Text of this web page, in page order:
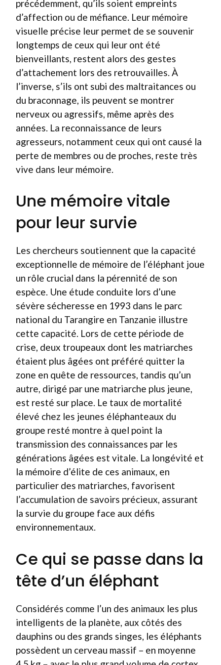
précédemment, qu’ils soient empreints
d’affection ou de méfiance. Leur mémoire
visuelle précise leur permet de se souvenir
longtemps de ceux qui leur ont été
bienveillants, restent alors des gestes
d’attachement lors des retrouvailles. À
l’inverse, s’ils ont subi des maltraitances ou
du braconnage, ils peuvent se montrer
nerveux ou agressifs, même après des
années. La reconnaissance de leurs
agresseurs, notamment ceux qui ont causé la
perte de membres ou de proches, reste très
vive dans leur mémoire.
Une mémoire vitale
pour leur survie
Les chercheurs soutiennent que la capacité
exceptionnelle de mémoire de l’éléphant joue
un rôle crucial dans la pérennité de son
espèce. Une étude conduite lors d’une
sévère sécheresse en 1993 dans le parc
national du Tarangire en Tanzanie illustre
cette capacité. Lors de cette période de
crise, deux troupeaux dont les matriarches
étaient plus âgées ont préféré quitter la
zone en quête de ressources, tandis qu’un
autre, dirigé par une matriarche plus jeune,
est resté sur place. Le taux de mortalité
élevé chez les jeunes éléphanteaux du
groupe resté montre à quel point la
transmission des connaissances par les
générations âgées est vitale. La longévité et
la mémoire d’élite de ces animaux, en
particulier des matriarches, favorisent
l’accumulation de savoirs précieux, assurant
la survie du groupe face aux défis
environnementaux.
Ce qui se passe dans la
tête d’un éléphant
Considérés comme l’un des animaux les plus
intelligents de la planète, aux côtés des
dauphins ou des grands singes, les éléphants
possèdent un cerveau massif – en moyenne